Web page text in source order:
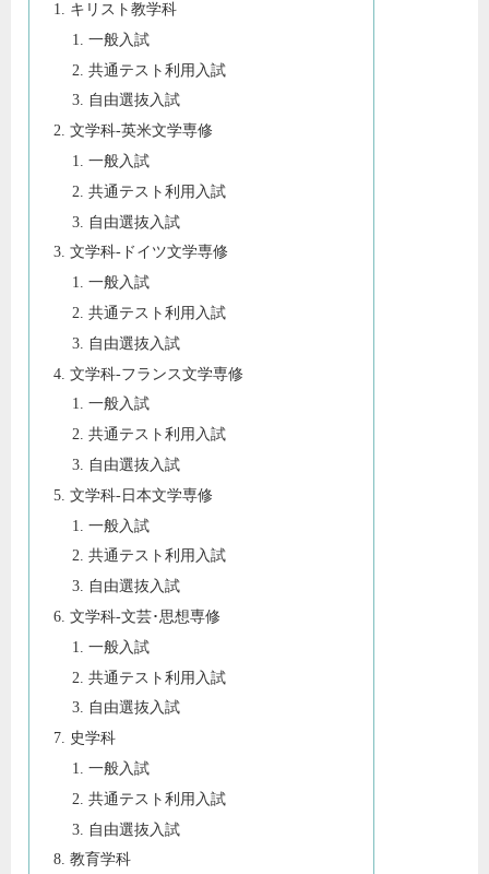
キリスト教学科
一般入試
共通テスト利用入試
自由選抜入試
文学科-英米文学専修
一般入試
共通テスト利用入試
自由選抜入試
文学科-ドイツ文学専修
一般入試
共通テスト利用入試
自由選抜入試
文学科-フランス文学専修
一般入試
共通テスト利用入試
自由選抜入試
文学科-日本文学専修
一般入試
共通テスト利用入試
自由選抜入試
文学科-文芸･思想専修
一般入試
共通テスト利用入試
自由選抜入試
史学科
一般入試
共通テスト利用入試
自由選抜入試
教育学科